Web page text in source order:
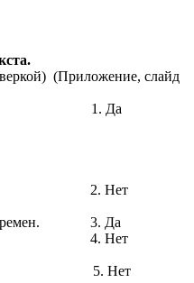
(Приложение, слайд
осла. 1. Да
2. Нет
Бремен. 3. Да
актёром. 4. Нет
охотник. 5. Нет